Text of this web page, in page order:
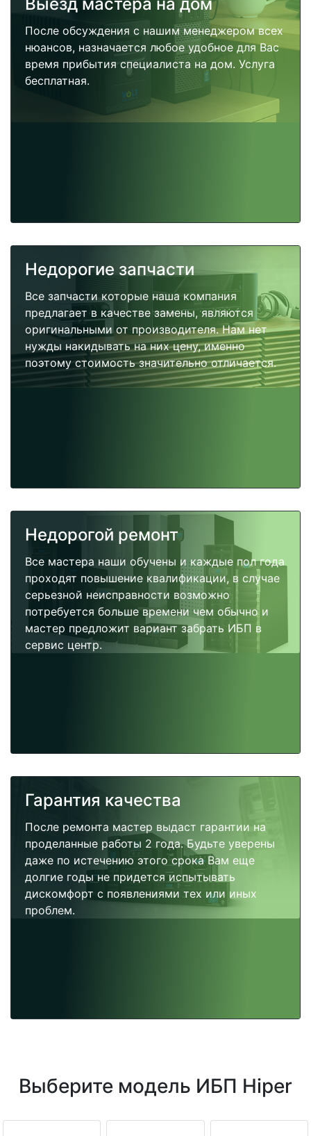
После обсуждения с нашим менеджером всех
нюансов, назначается любое удобное для Вас
время прибытия специалиста на дом. Услуга
бесплатная.
Недорогие запчасти
Все запчасти которые наша компания
предлагает в качестве замены, являются
оригинальными от производителя. Нам нет
нужды накидывать на них цену, именно
поэтому стоимость значительно отличается.
Недорогой ремонт
Все мастера наши обучены и каждые пол года
проходят повышение квалификации, в случае
серьезной неисправности возможно
потребуется больше времени чем обычно и
мастер предложит вариант забрать ИБП в
сервис центр.
Гарантия качества
После ремонта мастер выдаст гарантии на
проделанные работы 2 года. Будьте уверены
даже по истечению этого срока Вам еще
долгие годы не придется испытывать
дискомфорт с появлениями тех или иных
проблем.
Выберите модель ИБП Hiper